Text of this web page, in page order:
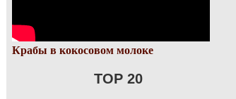
Крабы в кокосовом молоке
TOP 20